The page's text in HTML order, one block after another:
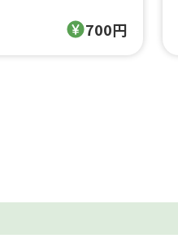
700円